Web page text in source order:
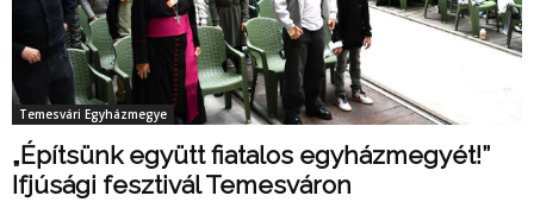
Temesvári Egyházmegye
„Építsünk együtt fiatalos egyházmegyét!”
Ifjúsági fesztivál Temesváron